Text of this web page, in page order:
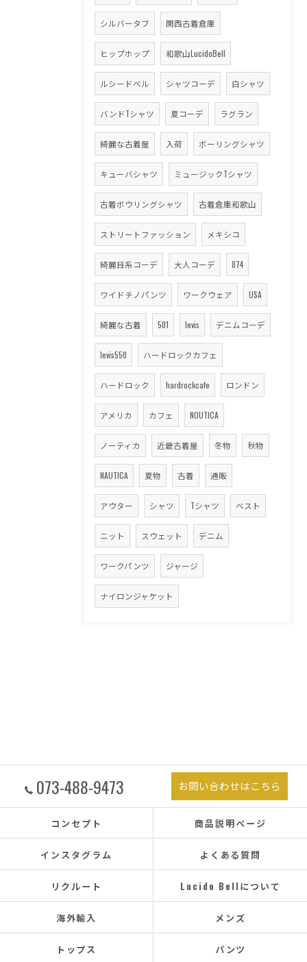
シルバータブ 関西古着倉庫
ヒップホップ 和歌山LucidoBell
ルシードベル シャツコーデ 白シャツ
バンドTシャツ 夏コーデ ラグラン
綺麗な古着屋 入荷 ボーリングシャツ
キューバシャツ ミュージックTシャツ
古着ボウリングシャツ 古着倉庫和歌山
ストリートファッション メキシコ
綺麗目系コーデ 大人コーデ 874
ワイドチノパンツ ワークウェア USA
綺麗な古着 501 levis デニムコーデ
levis550 ハードロックカフェ
ハードロック hardrockcafe ロンドン
アメリカ カフェ NOUTICA
ノーティカ 近畿古着屋 冬物 秋物
NAUTICA 夏物 古着 通販
アウター シャツ Tシャツ ベスト
ニット スウェット デニム
ワークパンツ ジャージ
ナイロンジャケット
073-488-9473 お問い合わせはこちら
コンセプト 商品説明ページ
インスタグラム よくある質問
リクルート Lucido Bellについて
海外輸入 メンズ
トップス パンツ